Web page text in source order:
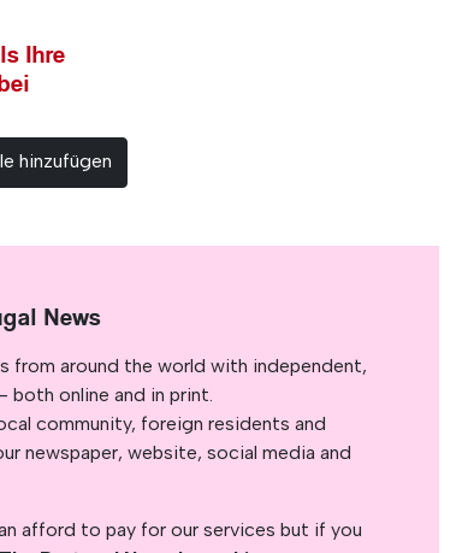
Ihre
hinzufügen
News
from around the world with independent,
both online and in print.
community, foreign residents and
newspaper, website, social media and
afford to pay for our services but if you